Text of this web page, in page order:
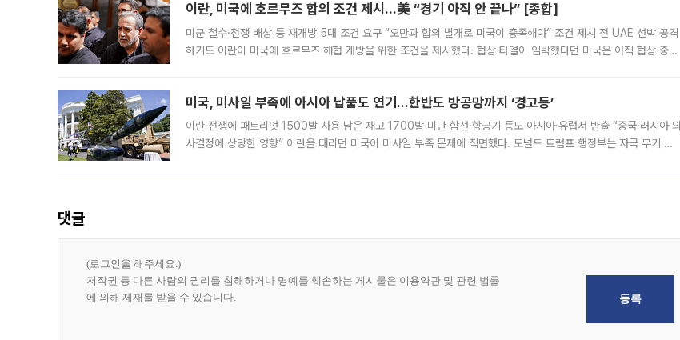
이란, 미국에 호르무즈 합의 조건 제시…美 “경기 아직 안 끝나” [종합]
미군 철수·전쟁 배상 등 재개방 5대 조건 요구 “오만과 합의 별개로 미국이 충족해야” 조건 제시 전 UAE 선박 공격
하기도 이란이 미국에 호르무즈 해협 개방을 위한 조건을 제시했다. 협상 타결이 임박했다던 미국은 아직 협상 중이
미국, 미사일 부족에 아시아 납품도 연기…한반도 방공망까지 ‘경고등’
이란 전쟁에 패트리엇 1500발 사용 남은 재고 1700발 미만 함선·항공기 등도 아시아·유럽서 반출 “중국·러시아 의
사결정에 상당한 영향” 이란을 때리던 미국이 미사일 부족 문제에 직면했다. 도널드 트럼프 행정부는 자국 무기 공
댓글